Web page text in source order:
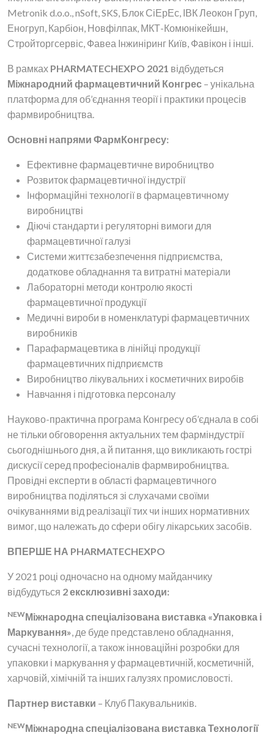
Metronik d.o.o., nSoft, SKS, Блок СіЕрЕс, ІВК Леокон Груп,
Еногруп, Карбіон, Новфілпак, МКТ-Комюнікейшн,
Стройторгсервіс, Фавеа Інжиніринг Київ, Фавікон і інші.
В рамках PHARMATECHEXPO 2021 відбудеться
Міжнародний фармацевтичний Конгрес – унікальна
платформа для об’єднання теорії і практики процесів
фармвиробництва.
Основні напрями ФармКонгресу:
Ефективне фармацевтичне виробництво
Розвиток фармацевтичної індустрії
Інформаційні технології в фармацевтичному
виробництві
Діючі стандарти і регуляторні вимоги для
фармацевтичної галузі
Системи життєзабезпечення підприємства,
додаткове обладнання та витратні матеріали
Лабораторні методи контролю якості
фармацевтичної продукції
Медичні вироби в номенклатурі фармацевтичних
виробників
Парафармацевтика в лінійці продукції
фармацевтичних підприємств
Виробництво лікувальних і косметичних виробів
Навчання і підготовка персоналу
Науково-практична програма Конгресу об’єднала в собі
не тільки обговорення актуальних тем фарміндустрії
сьогоднішнього дня, а й питання, що викликають гострі
дискусії серед професіоналів фармвиробництва.
Провідні експерти в області фармацевтичного
виробництва поділяться зі слухачами своїми
очікуваннями від реалізації тих чи інших нормативних
вимог, що належать до сфери обігу лікарських засобів.
ВПЕРШЕ НА PHARMATECHEXPO
У 2021 році одночасно на одному майданчику
відбудуться 2 ексклюзивні заходи:
NEWМіжнародна спеціалізована виставка «Упаковка і
Маркування», де буде представлено обладнання,
сучасні технології, а також інноваційні розробки для
упаковки і маркування у фармацевтичній, косметичній,
харчовій, хімічній та інших галузях промисловості.
Партнер виставки – Клуб Пакувальників.
NEWМіжнародна спеціалізована виставка Технології